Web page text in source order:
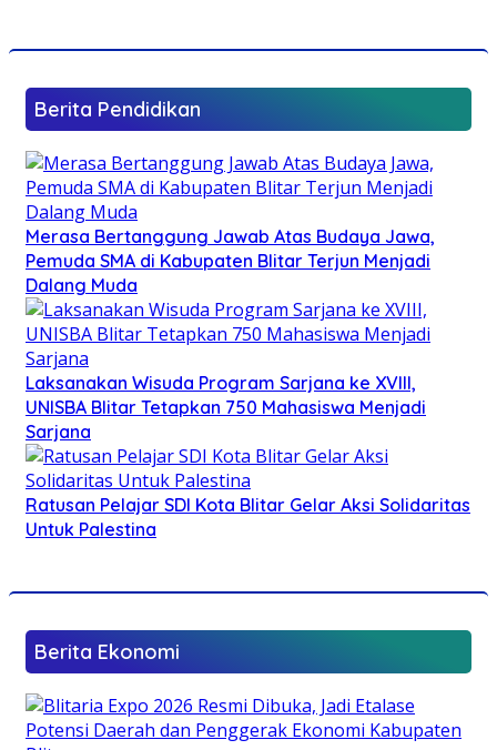
Berita Pendidikan
Merasa Bertanggung Jawab Atas Budaya Jawa,
Pemuda SMA di Kabupaten Blitar Terjun Menjadi
Dalang Muda
Laksanakan Wisuda Program Sarjana ke XVIII,
UNISBA Blitar Tetapkan 750 Mahasiswa Menjadi
Sarjana
Ratusan Pelajar SDI Kota Blitar Gelar Aksi Solidaritas
Untuk Palestina
Berita Ekonomi